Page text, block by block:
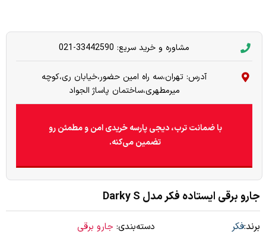
مشاوره و خرید سریع: 33442590-021
آدرس: تهران،سه راه امین حضور،خیابان ری،کوچه
میرمطهری،ساختمان پاساژ الجواد
با ضمانت ترب، دیجی پارسه خریدی امن و مطمئن رو
تضمین می‌کنه.
جارو برقی ایستاده فکر مدل Darky S
برند:فکر دسته‌بندی: جارو برقی